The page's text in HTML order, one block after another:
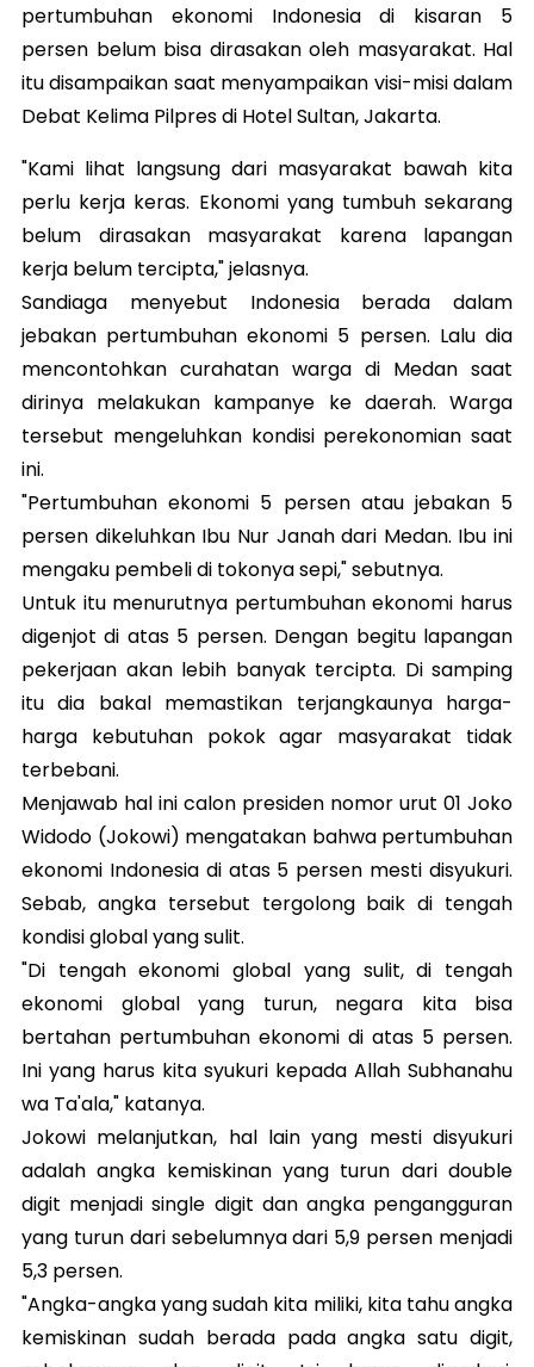
pertumbuhan ekonomi Indonesia di kisaran 5
persen belum bisa dirasakan oleh masyarakat. Hal
itu disampaikan saat menyampaikan visi-misi dalam
Debat Kelima Pilpres di Hotel Sultan, Jakarta.
"Kami lihat langsung dari masyarakat bawah kita
perlu kerja keras. Ekonomi yang tumbuh sekarang
belum dirasakan masyarakat karena lapangan
kerja belum tercipta," jelasnya.
Sandiaga menyebut Indonesia berada dalam
jebakan pertumbuhan ekonomi 5 persen. Lalu dia
mencontohkan curahatan warga di Medan saat
dirinya melakukan kampanye ke daerah. Warga
tersebut mengeluhkan kondisi perekonomian saat
ini.
"Pertumbuhan ekonomi 5 persen atau jebakan 5
persen dikeluhkan Ibu Nur Janah dari Medan. Ibu ini
mengaku pembeli di tokonya sepi," sebutnya.
Untuk itu menurutnya pertumbuhan ekonomi harus
digenjot di atas 5 persen. Dengan begitu lapangan
pekerjaan akan lebih banyak tercipta. Di samping
itu dia bakal memastikan terjangkaunya harga-
harga kebutuhan pokok agar masyarakat tidak
terbebani.
Menjawab hal ini calon presiden nomor urut 01 Joko
Widodo (Jokowi) mengatakan bahwa pertumbuhan
ekonomi Indonesia di atas 5 persen mesti disyukuri.
Sebab, angka tersebut tergolong baik di tengah
kondisi global yang sulit.
"Di tengah ekonomi global yang sulit, di tengah
ekonomi global yang turun, negara kita bisa
bertahan pertumbuhan ekonomi di atas 5 persen.
Ini yang harus kita syukuri kepada Allah Subhanahu
wa Ta'ala," katanya.
Jokowi melanjutkan, hal lain yang mesti disyukuri
adalah angka kemiskinan yang turun dari double
digit menjadi single digit dan angka pengangguran
yang turun dari sebelumnya dari 5,9 persen menjadi
5,3 persen.
"Angka-angka yang sudah kita miliki, kita tahu angka
kemiskinan sudah berada pada angka satu digit,